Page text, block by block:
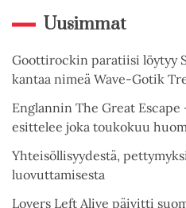
Uusimmat
Goottirockin paratiisi löytyy
kantaa nimeä Wave-Gotik
Englannin The Great
esittelee joka toukokuu
Yhteisöllisyydestä,
luovuttamisesta
Lovers Left Alive päivitti